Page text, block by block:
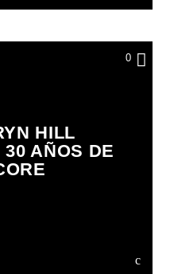
0
HILL
AÑOS DE